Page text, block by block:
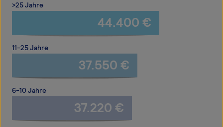
>25 Jahre
44.400 €
11-25 Jahre
37.550 €
6-10 Jahre
37.220 €